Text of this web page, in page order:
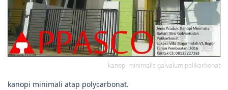
kanopi minimalis galvalum polikarbonat
kanopi minimali atap polycarbonat.